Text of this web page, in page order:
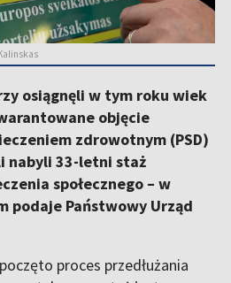
osiągnęli w tym roku wiek
objęcie
zdrowotnym (PSD)
nabyli 33-letni staż
społecznego – w
podaje Państwowy Urząd
proces przedłużania